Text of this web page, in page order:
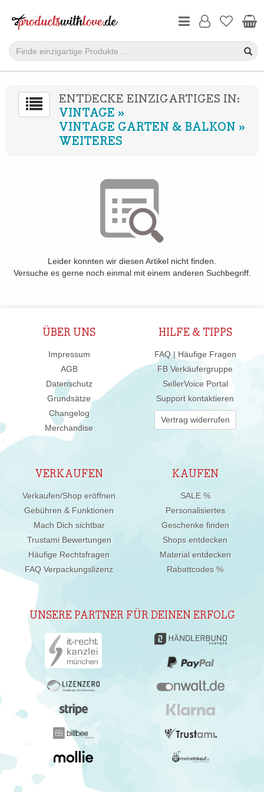
ENTDECKE EINZIGARTIGES IN:
VINTAGE »
VINTAGE GARTEN & BALKON »
WEITERES
Leider konnten wir diesen Artikel nicht finden.
Versuche es gerne noch einmal mit einem anderen Suchbegriff.
ÜBER UNS
Impressum
AGB
Datenschutz
Grundsätze
Changelog
Merchandise
HILFE & TIPPS
FAQ | Häufige Fragen
FB Verkäufergruppe
SellerVoice Portal
Support kontaktieren
Vertrag widerrufen
VERKAUFEN
Verkaufen/Shop eröffnen
Gebühren & Funktionen
Mach Dich sichtbar
Trustami Bewertungen
Häufige Rechtsfragen
FAQ Verpackungslizenz
KAUFEN
SALE %
Personalisiertes
Geschenke finden
Shops entdecken
Material entdecken
Rabattcodes %
UNSERE PARTNER FÜR DEINEN ERFOLG